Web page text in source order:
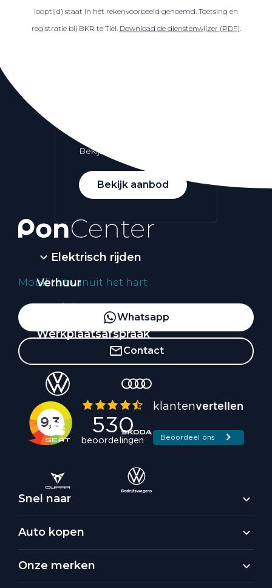
Bekijk ons aanbod
Bekijk aanbod
Elektrisch rijden
Verhuur
Vestigingen
Werkplaatsafspraak
looptijd) staat in het rekenvoorbeeld genoemd. Toetsing en
registratie bij BKR te Tiel. Download de dienstenwijzer (PDF).
Mobiliteit vanuit het hart
Whatsapp
Contact
Snel naar
Auto kopen
Onze merken